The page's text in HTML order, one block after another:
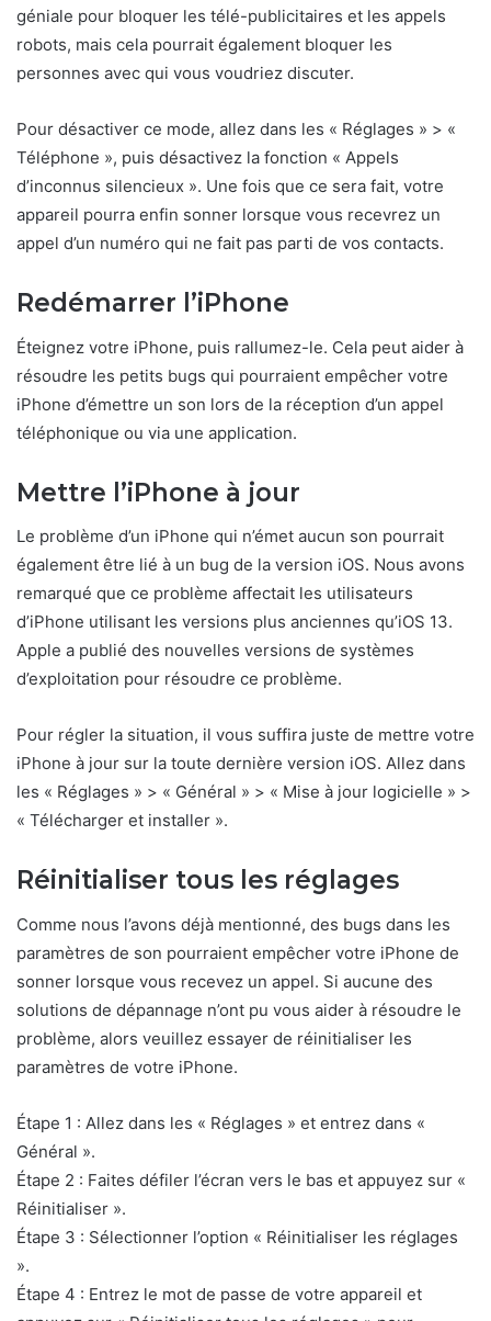
géniale pour bloquer les télé-publicitaires et les appels
robots, mais cela pourrait également bloquer les
personnes avec qui vous voudriez discuter.
Pour désactiver ce mode, allez dans les « Réglages » > «
Téléphone », puis désactivez la fonction « Appels
d’inconnus silencieux ». Une fois que ce sera fait, votre
appareil pourra enfin sonner lorsque vous recevrez un
appel d’un numéro qui ne fait pas parti de vos contacts.
Redémarrer l’iPhone
Éteignez votre iPhone, puis rallumez-le. Cela peut aider à
résoudre les petits bugs qui pourraient empêcher votre
iPhone d’émettre un son lors de la réception d’un appel
téléphonique ou via une application.
Mettre l’iPhone à jour
Le problème d’un iPhone qui n’émet aucun son pourrait
également être lié à un bug de la version iOS. Nous avons
remarqué que ce problème affectait les utilisateurs
d’iPhone utilisant les versions plus anciennes qu’iOS 13.
Apple a publié des nouvelles versions de systèmes
d’exploitation pour résoudre ce problème.
Pour régler la situation, il vous suffira juste de mettre votre
iPhone à jour sur la toute dernière version iOS. Allez dans
les « Réglages » > « Général » > « Mise à jour logicielle » >
« Télécharger et installer ».
Réinitialiser tous les réglages
Comme nous l’avons déjà mentionné, des bugs dans les
paramètres de son pourraient empêcher votre iPhone de
sonner lorsque vous recevez un appel. Si aucune des
solutions de dépannage n’ont pu vous aider à résoudre le
problème, alors veuillez essayer de réinitialiser les
paramètres de votre iPhone.
Étape 1 : Allez dans les « Réglages » et entrez dans «
Général ».
Étape 2 : Faites défiler l’écran vers le bas et appuyez sur «
Réinitialiser ».
Étape 3 : Sélectionner l’option « Réinitialiser les réglages
».
Étape 4 : Entrez le mot de passe de votre appareil et